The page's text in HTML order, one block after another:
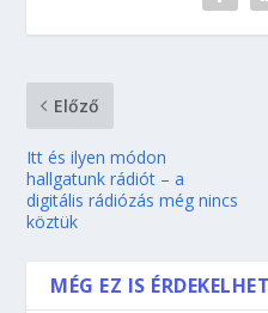
Előző
Itt és ilyen módon
hallgatunk rádiót – a
digitális rádiózás még nincs
köztük
MÉG EZ IS